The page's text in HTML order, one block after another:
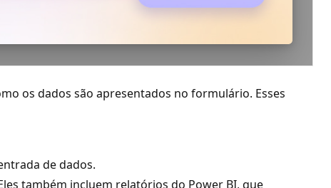
os dados são apresentados no formulário. Esses
de dados.
também incluem relatórios do Power BI, que